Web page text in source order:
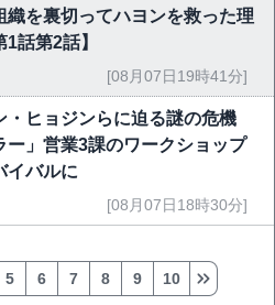
織を裏切ってハヨンを救った理
話第2話】
[08月07日19時41分]
・ヒョジンらに迫る謎の危機
ー」営業3課のワークショップ
イバルに
[08月07日18時30分]
5 6 7 8 9 10